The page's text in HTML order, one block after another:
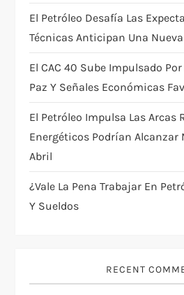
o
n
El Petróleo Desafía Las
Técnicas Anticipan Una
El CAC 40 Sube Impulsado
Paz Y Señales Económicas
El Petróleo Impulsa Las Arcas
Energéticos Podrían Alcanzar
Abril
¿Vale La Pena Trabajar En
Y Sueldos
RECENT